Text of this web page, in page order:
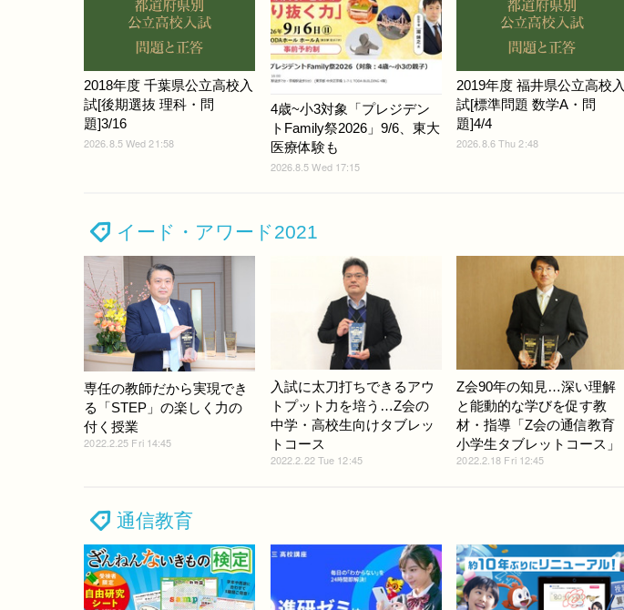
2018年度 千葉県公立高校入
試[後期選抜 理科・問
題]3/16
2026.8.5 Wed 21:58
4歳~小3対象「プレジデン
トFamily祭2026」9/6、東大
医療体験も
2026.8.5 Wed 17:15
2019年度 福井県公立高校入
試[標準問題 数学A・問
題]4/4
2026.8.6 Thu 2:48
イード・アワード2021
専任の教師だから実現でき
る「STEP」の楽しく力の
付く授業
2022.2.25 Fri 14:45
入試に太刀打ちできるアウ
トプット力を培う…Z会の
中学・高校生向けタブレッ
トコース
2022.2.22 Tue 12:45
Z会90年の知見…深い理解
と能動的な学びを促す教
材・指導「Z会の通信教育
小学生タブレットコース」
2022.2.18 Fri 12:45
通信教育